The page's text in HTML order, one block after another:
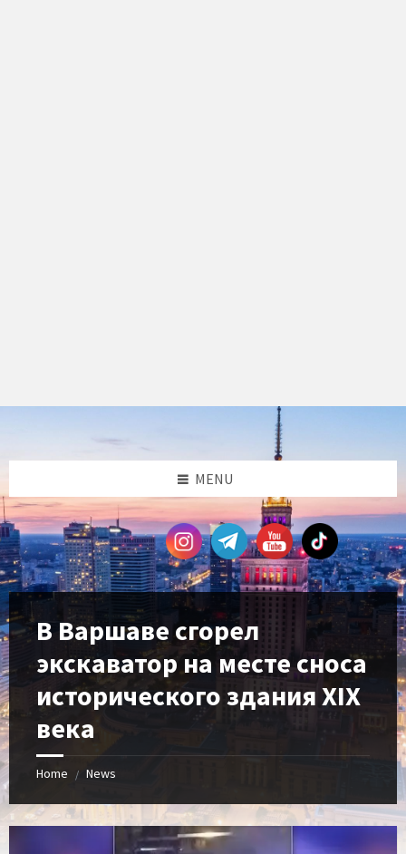
sidebar
sidebar
MENU
В Варшаве сгорел
экскаватор на месте сноса
исторического здания XIX
века
Home / News